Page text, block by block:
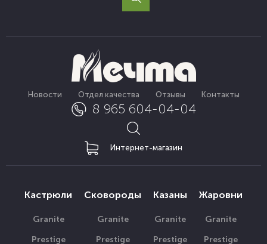
Новости Отдел качества Отзывы Контакты
8 965 604-04-04
Интернет-магазин
Кастрюли
Granite
Prestige
Сковороды
Granite
Prestige
Казаны
Granite
Prestige
Жаровни
Granite
Prestige